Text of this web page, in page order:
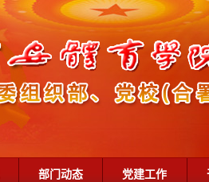
部门动态 党建工作